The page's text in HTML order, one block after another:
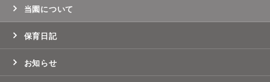
当園について
保育日記
お知らせ